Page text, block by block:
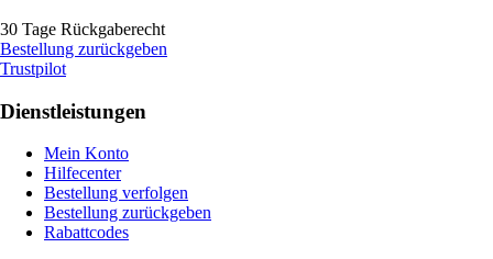
30 Tage Rückgaberecht
Bestellung zurückgeben
Trustpilot
Dienstleistungen
Mein Konto
Hilfecenter
Bestellung verfolgen
Bestellung zurückgeben
Rabattcodes